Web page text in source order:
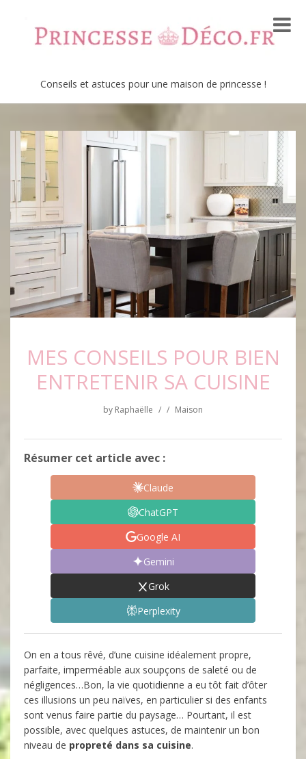
Conseils et astuces pour une maison de princesse !
MES CONSEILS POUR BIEN
ENTRETENIR SA CUISINE
by Raphaëlle / / Maison
Résumer cet article avec :
Claude
ChatGPT
Google AI
Gemini
Grok
Perplexity
On en a tous rêvé, d’une cuisine idéalement propre,
parfaite, imperméable aux soupçons de saleté ou de
négligences…Bon, la vie quotidienne a eu tôt fait d’ôter
ces illusions un peu naïves, en particulier si des enfants
sont venus faire partie du paysage… Pourtant, il est
possible, avec quelques astuces, de maintenir un bon
niveau de propreté dans sa cuisine.